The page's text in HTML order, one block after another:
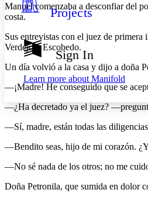
Resources
Show all
Show all Hide all
Light
Dark
Annotation contrast
Low
abc High
Margins
Reset to Defaults
Projects
Sign In
Learn more about Manifold
Manuel comenzaba a desconfiar del
costa.
Sus entrevistas con el juez de
Verdejo y Escobedo.
Un día volvió a la casa y dijo a doña
—¡Madre! He conseguido que se
—¿Ha decretado ya el juez?
—Sí, madre, están todas las
—Bendito seas, hijo de mi corazón.
—No sé nada de los otros; no me
Doña Petronila, que sumida en dolor